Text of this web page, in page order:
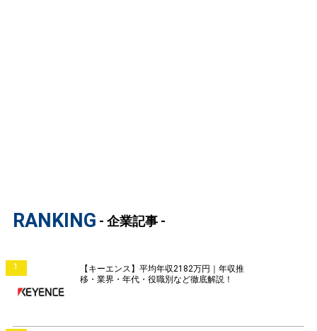
RANKING - 企業記事 -
1
【キーエンス】平均年収2182万円｜年収推
移・業界・年代・役職別など徹底解説！